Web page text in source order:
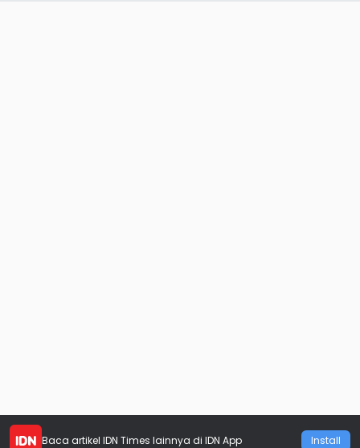
Baca artikel IDN Times lainnya di IDN App Install